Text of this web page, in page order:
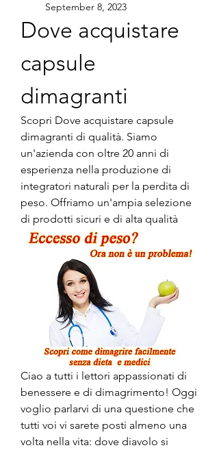
September 8, 2023
Dove acquistare
capsule
dimagranti
Scopri Dove acquistare capsule
dimagranti di qualità. Siamo
un'azienda con oltre 20 anni di
esperienza nella produzione di
integratori naturali per la perdita di
peso. Offriamo un'ampia selezione
di prodotti sicuri e di alta qualità
Ciao a tutti i lettori appassionati di
benessere e di dimagrimento! Oggi
voglio parlarvi di una questione che
tutti voi vi sarete posti almeno una
volta nella vita: dove diavolo si